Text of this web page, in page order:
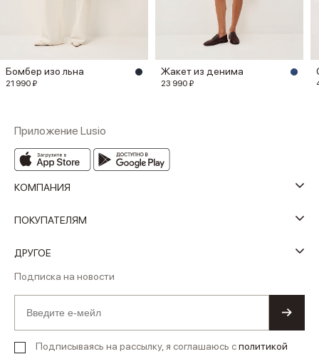
Бомбер изо льна
21 990 ₽
Жакет из денима
23 990 ₽
Приложение Lusio
КОМПАНИЯ
ПОКУПАТЕЛЯМ
ДРУГОЕ
Подписка на новости
Подписываясь на рассылку, я соглашаюсь сполитикой